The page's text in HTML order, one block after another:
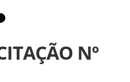
Nº